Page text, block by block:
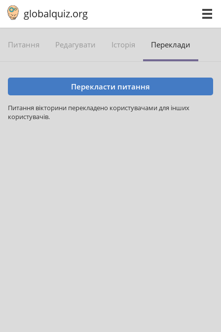
globalquiz.org
Питання Редагувати Історія Переклади
Перекласти питання
Питання вікторини перекладено користувачами для інших
користувачів.